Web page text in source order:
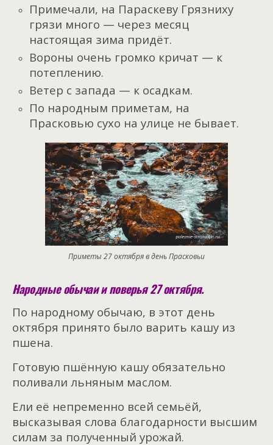
Примечали, на Параскеву Грязниху
грязи много — через месяц
настоящая зима придёт.
Вороны очень громко кричат — к
потеплению.
Ветер с запада — к осадкам.
По народным приметам, на
Прасковью сухо на улице не бывает.
Приметы 27 октября в день Прасковьи
Народные обычаи и поверья 27 октября.
По народному обычаю, в этот день
октября принято было варить кашу из
пшена.
Готовую пшённую кашу обязательно
поливали льняным маслом.
Ели её непременно всей семьёй,
высказывая слова благодарности высшим
силам за полученный урожай.